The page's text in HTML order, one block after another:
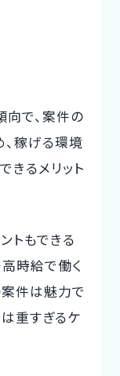
で、案件の
、稼げる環境
きるメリット
トもできる
高時給で働く
案件は魅力で
重すぎるケ